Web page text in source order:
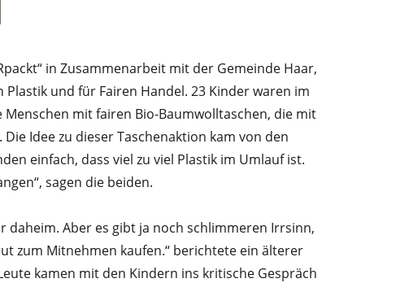
in Zusammenarbeit mit der Gemeinde Haar,
Plastik und für Fairen Handel. 23 Kinder waren im
mit fairen Bio-Baumwolltaschen, die mit
Idee zu dieser Taschenaktion kam von den
einfach, dass viel zu viel Plastik im Umlauf ist.
sagen die beiden.
daheim. Aber es gibt ja noch schlimmeren Irrsinn,
zum Mitnehmen kaufen.“ berichtete ein älterer
kamen mit den Kindern ins kritische Gespräch